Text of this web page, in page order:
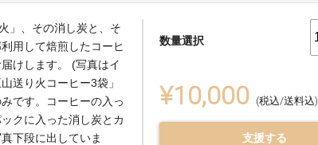
」、その消し炭と、そ
用して焙煎したコーヒ
けします。 (写真はイ
送り火コーヒー3袋」
です。コーヒーの入っ
クに入った消し炭とカ
下段に出していま
数量選択
¥10,000 (税込/送料込)
支援する